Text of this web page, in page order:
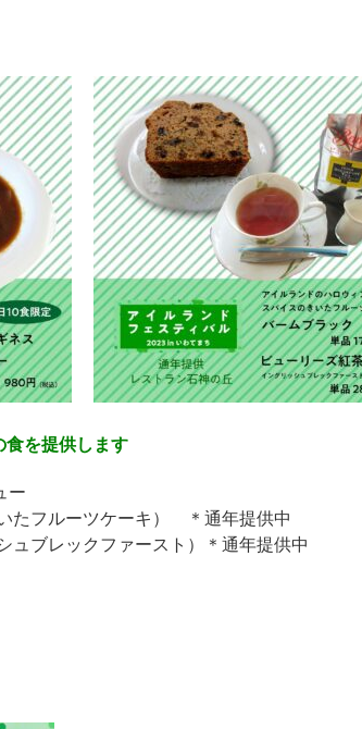
食を提供します
ー
たフルーツケーキ） ＊通年提供中
ュブレックファースト）＊通年提供中